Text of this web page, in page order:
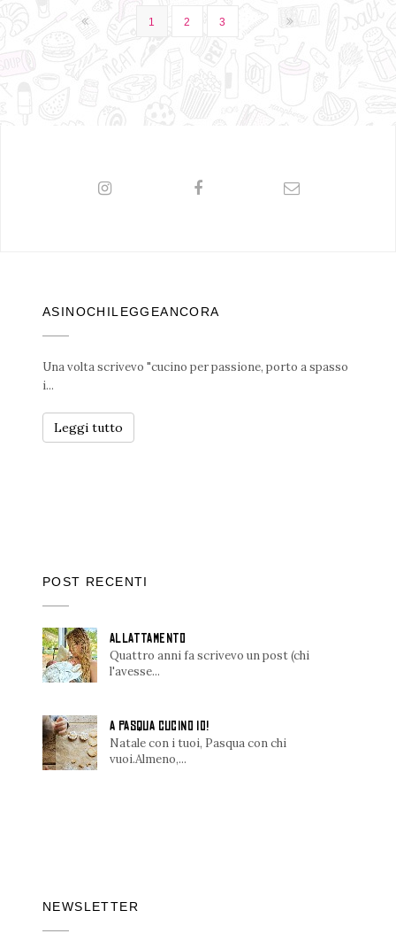
1 2 3
ASINOCHILEGGEANCORA
Una volta scrivevo "cucino per passione, porto a spasso
i...
Leggi tutto
POST RECENTI
ALLATTAMENTO
Quattro anni fa scrivevo un post (chi
l'avesse...
A PASQUA CUCINO IO!
Natale con i tuoi, Pasqua con chi
vuoi.Almeno,...
NEWSLETTER